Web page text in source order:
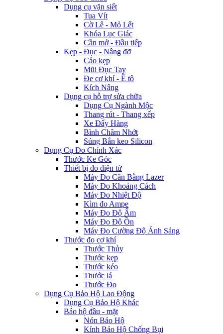
Dụng cụ vặn siết
Tua Vít
Cờ Lê - Mỏ Lết
Khóa Lục Giác
Cần mở - Đầu tiếp
Kẹp - Đục - Nâng đỡ
Cảo kẹp
Mũi Đục Tay
Đe cơ khí - Ê tô
Kích Nâng
Dụng cụ hỗ trợ sửa chữa
Dụng Cụ Ngành Mộc
Thang rút - Thang xếp
Xe Đẩy Hàng
Bình Châm Nhớt
Súng Bắn keo Silicon
Dụng Cụ Đo Chính Xác
Thước Ke Góc
Thiết bị đo điện tử
Máy Đo Cân Bằng Lazer
Máy Đo Khoảng Cách
Máy Đo Nhiệt Độ
Kìm đo Ampe
Máy Đo Độ Ẩm
Máy Đo Độ Ồn
Máy Đo Cường Độ Ánh Sáng
Thước đo cơ khí
Thước Thủy
Thước kẹp
Thước kéo
Thước lá
Thước Đo
Dụng Cụ Bảo Hộ Lao Động
Dụng Cụ Bảo Hộ Khác
Bảo hộ đầu - mặt
Nón Bảo Hộ
Kính Bảo Hộ Chống Bụi